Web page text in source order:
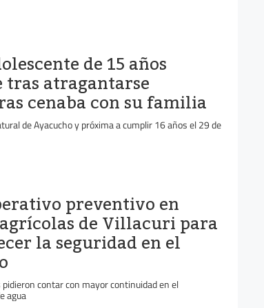
de 15 años
tras atragantarse
cenaba con su familia
de Ayacucho y próxima a cumplir 16 años el 29 de
preventivo en
de Villacuri para
la seguridad en el
pidieron contar con mayor continuidad en el
agua